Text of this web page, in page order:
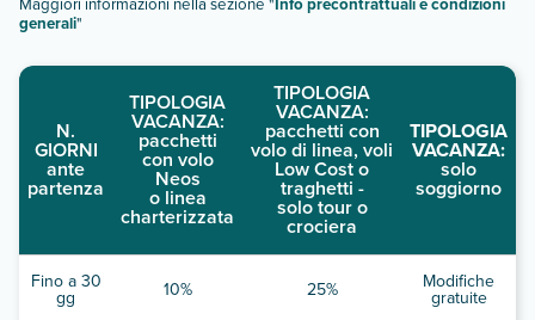
Maggiori informazioni nella sezione "Info precontrattuali e condizioni
generali"
N.
GIORNI
ante
partenza
TIPOLOGIA
VACANZA:
pacchetti
con volo
Neos
o linea
charterizzata
TIPOLOGIA
VACANZA:
pacchetti con
volo di linea, voli
Low Cost o
traghetti -
solo tour o
crociera
TIPOLOGIA
VACANZA:
solo
soggiorno
Fino a 30
gg 10% 25% Modifiche
gratuite